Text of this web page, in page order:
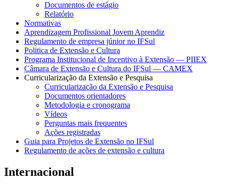
Documentos de estágio
Relatório
Normativas
Aprendizagem Profissional Jovem Aprendiz
Regulamento de empresa júnior no IFSul
Politica de Extensão e Cultura
Programa Institucional de Incentivo à Extensão — PIIEX
Câmara de Extensão e Cultura do IFSul — CAMEX
Curricularização da Extensão e Pesquisa
Curricularização da Extensão e Pesquisa
Documentos orientadores
Metodologia e cronograma
Vídeos
Perguntas mais frequentes
Ações registradas
Guia para Projetos de Extensão no IFSul
Regulamento de ações de extensão e cultura
Internacional